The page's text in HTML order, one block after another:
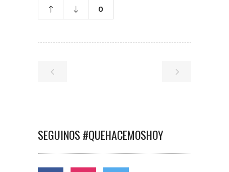
0
SEGUINOS #QUEHACEMOSHOY